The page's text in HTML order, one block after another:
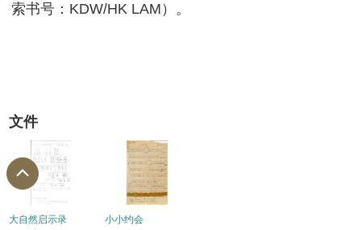
索书号：KDW/HK LAM）。
文件
大自然启示录 小小约会